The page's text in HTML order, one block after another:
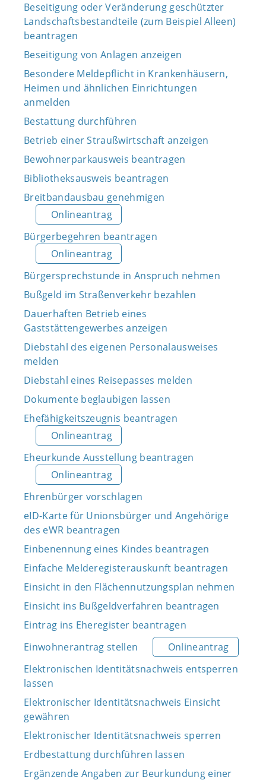
Beseitigung oder Veränderung geschützter
Landschaftsbestandteile (zum Beispiel Alleen)
beantragen
Beseitigung von Anlagen anzeigen
Besondere Meldepflicht in Krankenhäusern,
Heimen und ähnlichen Einrichtungen
anmelden
Bestattung durchführen
Betrieb einer Straußwirtschaft anzeigen
Bewohnerparkausweis beantragen
Bibliotheksausweis beantragen
Breitbandausbau genehmigen
Onlineantrag
Bürgerbegehren beantragen
Onlineantrag
Bürgersprechstunde in Anspruch nehmen
Bußgeld im Straßenverkehr bezahlen
Dauerhaften Betrieb eines
Gaststättengewerbes anzeigen
Diebstahl des eigenen Personalausweises
melden
Diebstahl eines Reisepasses melden
Dokumente beglaubigen lassen
Ehefähigkeitszeugnis beantragen
Onlineantrag
Eheurkunde Ausstellung beantragen
Onlineantrag
Ehrenbürger vorschlagen
eID-Karte für Unionsbürger und Angehörige
des eWR beantragen
Einbenennung eines Kindes beantragen
Einfache Melderegisterauskunft beantragen
Einsicht in den Flächennutzungsplan nehmen
Einsicht ins Bußgeldverfahren beantragen
Eintrag ins Eheregister beantragen
Einwohnerantrag stellen
Onlineantrag
Elektronischen Identitätsnachweis entsperren
lassen
Elektronischer Identitätsnachweis Einsicht
gewähren
Elektronischer Identitätsnachweis sperren
Erdbestattung durchführen lassen
Ergänzende Angaben zur Beurkundung einer